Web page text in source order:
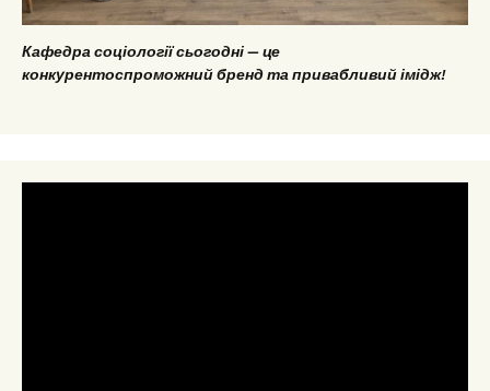
Кафедра соціології сьогодні — це
конкурентоспроможний бренд та привабливий імідж!